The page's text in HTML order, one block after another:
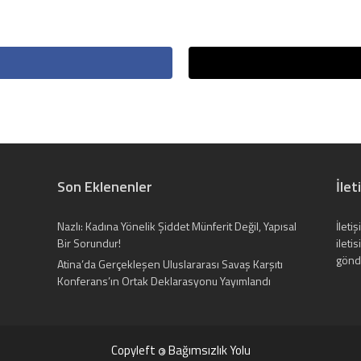
Son Eklenenler
Nazlı: Kadına Yönelik Şiddet Münferit Değil, Yapısal
Bir Sorundur!
Atina’da Gerçekleşen Uluslararası Savaş Karşıtı
Konferans’ın Ortak Deklarasyonu Yayımlandı
Copyleft ©Bağımsızlık Yolu